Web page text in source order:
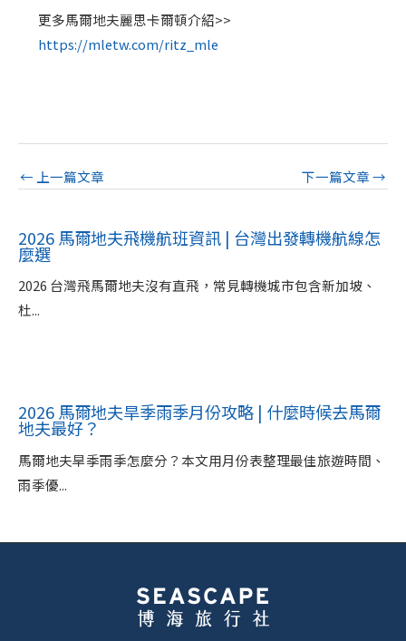
更多馬爾地夫麗思卡爾頓介紹>>
https://mletw.com/ritz_mle
← 上一篇文章 下一篇文章→
2026 馬爾地夫飛機航班資訊 | 台灣出發轉機航線怎
麼選
2026 台灣飛馬爾地夫沒有直飛，常見轉機城市包含新加坡、
杜...
2026 馬爾地夫旱季雨季月份攻略 | 什麼時候去馬爾
地夫最好？
馬爾地夫旱季雨季怎麼分？本文用月份表整理最佳旅遊時間、
雨季優...